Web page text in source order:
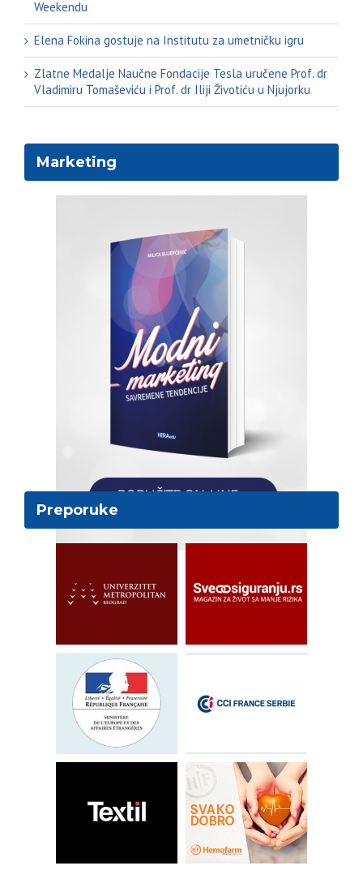
Weekendu
Elena Fokina gostuje na Institutu za umetničku igru
Zlatne Medalje Naučne Fondacije Tesla uručene Prof. dr
Vladimiru Tomaševiću i Prof. dr Iliji Životiću u Njujorku
Marketing
Preporuke